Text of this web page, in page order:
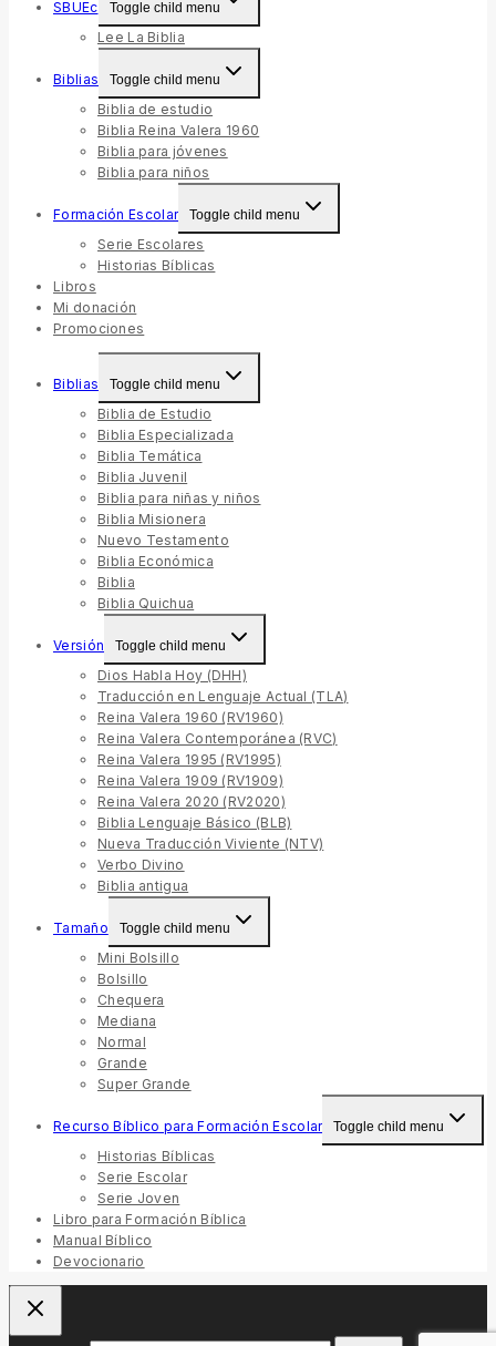
SBUEc Toggle child menu
Lee La Biblia
Biblias Toggle child menu
Biblia de estudio
Biblia Reina Valera 1960
Biblia para jóvenes
Biblia para niños
Formación Escolar Toggle child menu
Serie Escolares
Historias Bíblicas
Libros
Mi donación
Promociones
Biblias Toggle child menu
Biblia de Estudio
Biblia Especializada
Biblia Temática
Biblia Juvenil
Biblia para niñas y niños
Biblia Misionera
Nuevo Testamento
Biblia Económica
Biblia
Biblia Quichua
Versión Toggle child menu
Dios Habla Hoy (DHH)
Traducción en Lenguaje Actual (TLA)
Reina Valera 1960 (RV1960)
Reina Valera Contemporánea (RVC)
Reina Valera 1995 (RV1995)
Reina Valera 1909 (RV1909)
Reina Valera 2020 (RV2020)
Biblia Lenguaje Básico (BLB)
Nueva Traducción Viviente (NTV)
Verbo Divino
Biblia antigua
Tamaño Toggle child menu
Mini Bolsillo
Bolsillo
Chequera
Mediana
Normal
Grande
Super Grande
Recurso Bíblico para Formación Escolar Toggle child menu
Historias Bíblicas
Serie Escolar
Serie Joven
Libro para Formación Bíblica
Manual Bíblico
Devocionario